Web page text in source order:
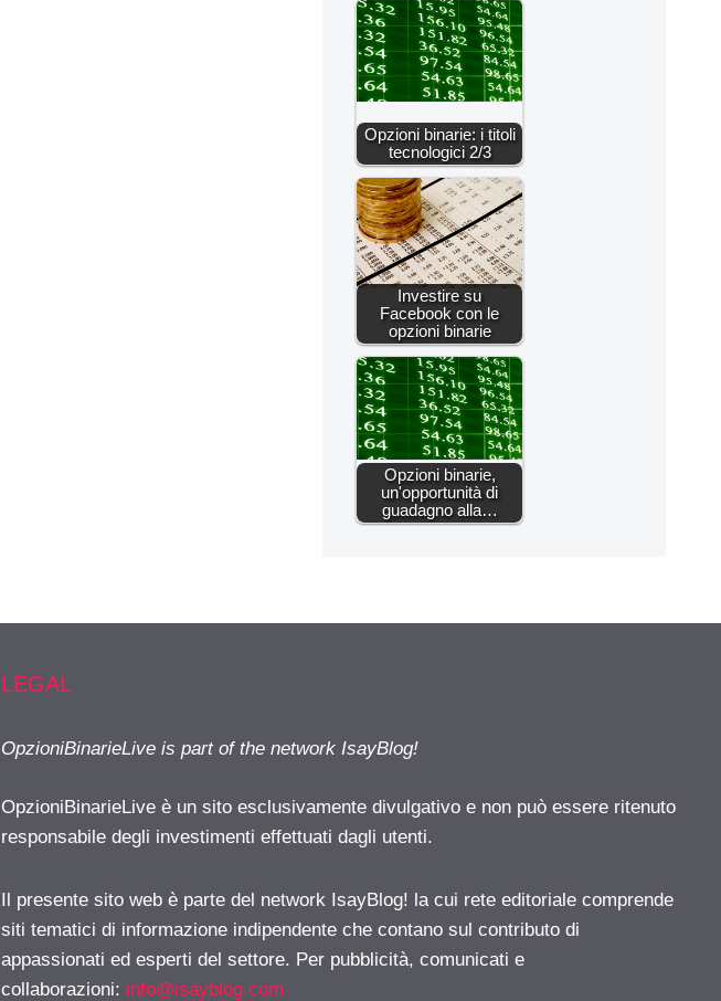
Opzioni binarie: i titoli
tecnologici 2/3
Investire su
Facebook con le
opzioni binarie
Opzioni binarie,
un'opportunità di
guadagno alla…
LEGAL
OpzioniBinarieLive is part of the network IsayBlog!
OpzioniBinarieLive è un sito esclusivamente divulgativo e non può essere ritenuto
responsabile degli investimenti effettuati dagli utenti.
Il presente sito web è parte del network IsayBlog! la cui rete editoriale comprende
siti tematici di informazione indipendente che contano sul contributo di
appassionati ed esperti del settore. Per pubblicità, comunicati e
collaborazioni: info@isayblog.com